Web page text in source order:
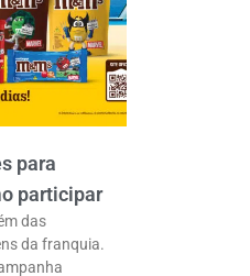
para
participar
das
da franquia.